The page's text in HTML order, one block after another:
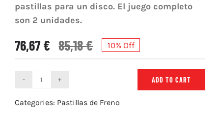
pastillas para un disco. El juego completo
son 2 unidades.
85,18€
76,67€ 10% Off
Pastillas
de
ADD TO CART
Categories: Pastillas de Freno